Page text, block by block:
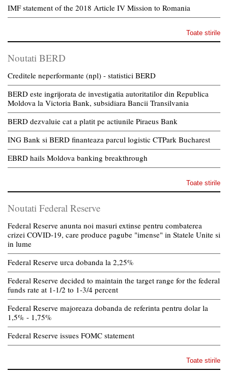
IMF statement of the 2018 Article IV Mission to Romania
Toate stirile
Noutati BERD
Creditele neperformante (npl) - statistici BERD
BERD este ingrijorata de investigatia autoritatilor din Republica
Moldova la Victoria Bank, subsidiara Bancii Transilvania
BERD dezvaluie cat a platit pe actiunile Piraeus Bank
ING Bank si BERD finanteaza parcul logistic CTPark Bucharest
EBRD hails Moldova banking breakthrough
Toate stirile
Noutati Federal Reserve
Federal Reserve anunta noi masuri extinse pentru combaterea
crizei COVID-19, care produce pagube "imense" in Statele Unite si
in lume
Federal Reserve urca dobanda la 2,25%
Federal Reserve decided to maintain the target range for the federal
funds rate at 1-1/2 to 1-3/4 percent
Federal Reserve majoreaza dobanda de referinta pentru dolar la
1,5% - 1,75%
Federal Reserve issues FOMC statement
Toate stirile